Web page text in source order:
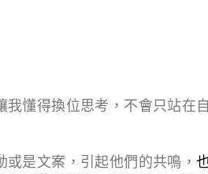
我懂得換位思考，不會只站在
或是文案，引起他們的共鳴，